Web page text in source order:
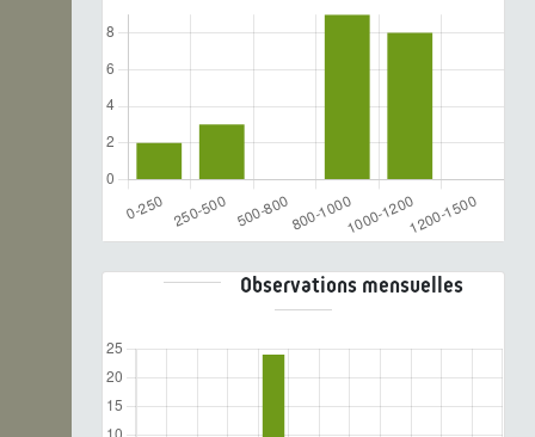
Observations mensuelles